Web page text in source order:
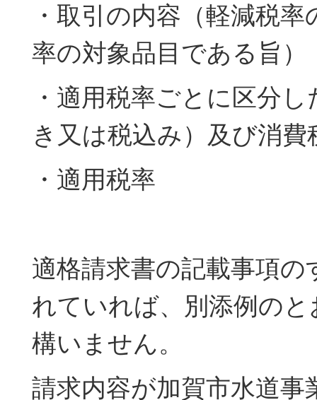
・取引の内容（軽減税
率の対象品目である旨）
・適用税率ごとに区分
き又は税込み）及び消費
・適用税率
適格請求書の記載事項の
れていれば、別添例の
構いません。
請求内容が加賀市水道事